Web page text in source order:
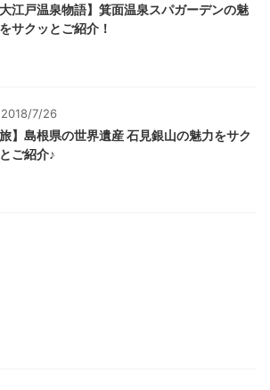
大江戸温泉物語】箕面温泉スパガーデンの魅
サクッとご紹介！
2018/7/26
旅】島根県の世界遺産 石見銀山の魅力をサク
ご紹介♪